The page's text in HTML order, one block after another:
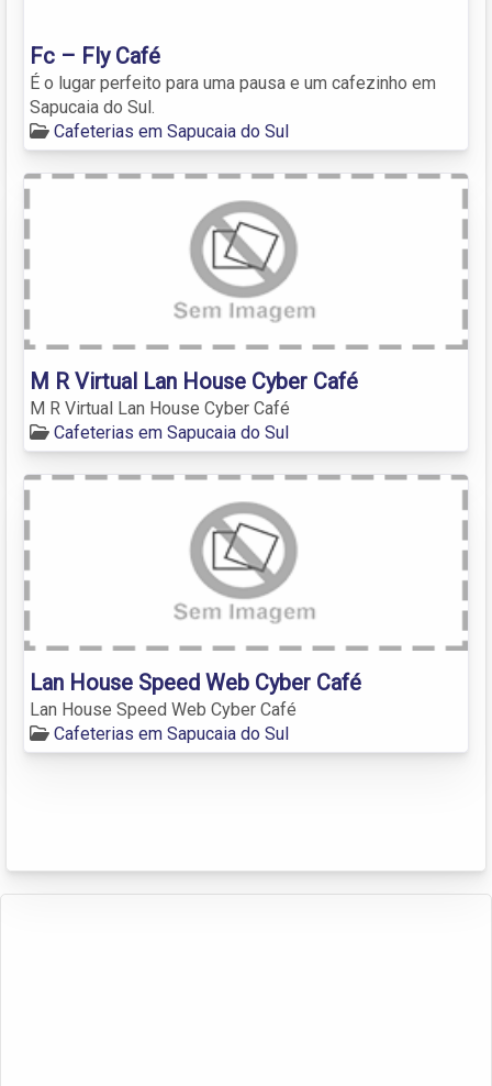
Fc – Fly Café
É o lugar perfeito para uma pausa e um cafezinho em
Sapucaia do Sul.
Cafeterias em Sapucaia do Sul
M R Virtual Lan House Cyber Café
M R Virtual Lan House Cyber Café
Cafeterias em Sapucaia do Sul
Lan House Speed Web Cyber Café
Lan House Speed Web Cyber Café
Cafeterias em Sapucaia do Sul